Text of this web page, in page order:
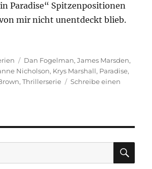
Paradise“ Spitzenpositionen
mir nicht unentdeckt blieb.
Schlagwörter
Dan Fogelman,James Marsden,
Nicholson, Krys Marshall, Paradise,
,Thrillerserie
Schreibe einen